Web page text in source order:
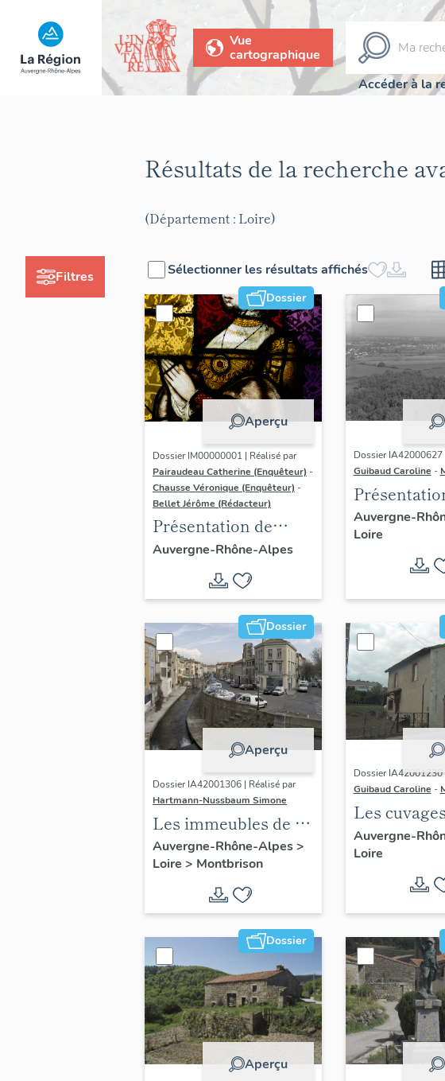
Vue
cartographique
Accéder à la
Filtres
Résultats de la recherche
(Département : Loire)
Sélectionner les résultats affichés
Dossier
Aperçu
Dossier IM00000001 | Réalisé par
Pairaudeau Catherine (Enquêteur) -
Chausse Véronique (Enquêteur) -
Bellet Jérôme (Rédacteur)
Présentation de
l'opération
d'inventaire du
vitrail ancien de
Rhône-Alpes (corpus
vitrearum)
Auvergne-Rhône-Alpes
Dossier IA42000627
Guibaud Caroline -
l'étude du
patrimoine
canton de
sous-
Auvergne-
Loire
Dossier
Aperçu
Dossier IA42001306 | Réalisé par
Hartmann-Nussbaum Simone
Les immeubles de la
commune de
Montbrison
Auvergne-Rhône-Alpes>
Loire > Montbrison
Dossier IA42001230
Guibaud Caroline -
Les
canton de
la commune
sous-
Auvergne-
Loire
Dossier
Aperçu